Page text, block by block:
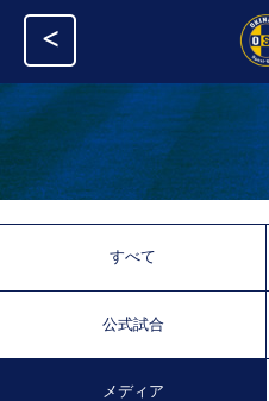
<
すべて
公式試合
メディア